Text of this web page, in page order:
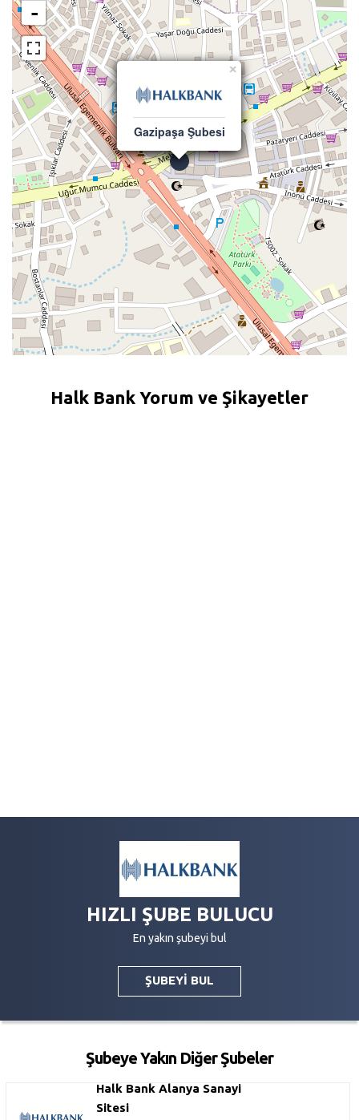
×
Gazipaşa Şubesi
-
Halk Bank Yorum ve Şikayetler
HIZLI ŞUBE BULUCU
En yakın şubeyi bul
ŞUBEYİ BUL
Şubeye Yakın Diğer Şubeler
Halk Bank Alanya Sanayi
Sitesi